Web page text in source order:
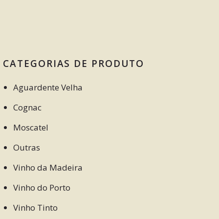
CATEGORIAS DE PRODUTO
Aguardente Velha
Cognac
Moscatel
Outras
Vinho da Madeira
Vinho do Porto
Vinho Tinto